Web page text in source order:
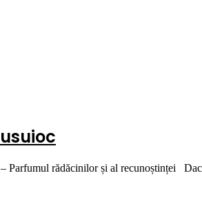
Parfumul rădăcinilor și al recunoștinței